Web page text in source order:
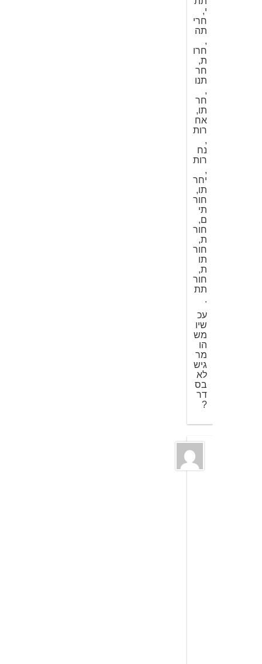
י,
חרי
תה
,
חרו
ת,
חר
תנו
,
חר
תו,
אח
רות
,
נח
רות
,
יחר
תו,
חור
תי
ם,
חור
ת,
חור
תו
ת,
חור
תת
.
עכ
שיו
מש
הו
מר
גיש
לא
בס
דר
?